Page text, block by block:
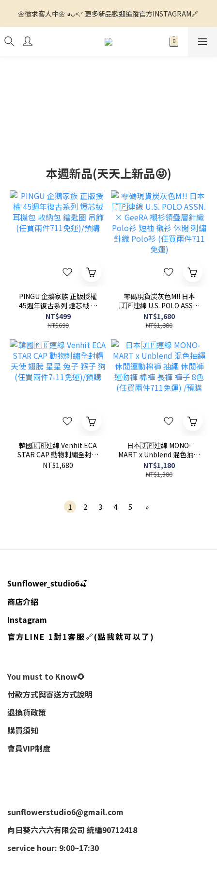
🌼徵求客人中🌼 ◕ᴗ<.ᐟ 更多新品歡迎追蹤官方INSTAGRAM🔗
🌼徵求客人中🌼 ◕ᴗ<.ᐟ 更多新品歡迎追蹤官方INSTAGRAM🔗
💙滿額運費我們出ꯁ.̮ꯁ!💙 全館滿$1500 7-11超商寄送免運📦 全館
滿$4000 宅配運費我們出📦
本週新品(天天上新品😝)
PINGU 企鵝家族 正版授權
45週年復古系列 燈芯絨 耳
機包 收納包 鑰匙圈 吊飾
(任買兩件711免運)/預購
NT$499
NT$699
零碼現貨炭灰色M!! 日本
🇯🇵連線 U.S. POLO ASSN.
× GeeRA 襯衫領疊層針織
Polo衫 短袖 襯衫 休閒 刺繡
免運)
NT$1,680
NT$1,880
韓國🇰🇷連線 Venhit ECA
STAR CAP 動物刺繡全封帽
天使 翅膀 星星 兔子 猴子 狗
NT$1,680
日本🇯🇵連線 MONO-
MART x Unblend 混色抽繩
休閒運動棉褲 抽繩 休閒褲
運動褲 棉褲 長褲 褲子 8色
NT$1,180
NT$1,380
1 2 3 4 5 »
Sunflower_studio6🍒
商店介紹
Instagram
官方LINE 1對1客服🔗(點我就可以了)
You must to Know🌻
付款方式與寄送方式說明
退換貨政策
購買須知
會員VIP制度
sunflowerstudio6@gmail.com
向日葵六六六有限公司 統編90712418
service hour: 9:00~17:30